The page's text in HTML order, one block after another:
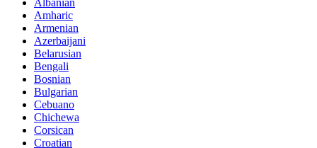
Albanian
Amharic
Armenian
Azerbaijani
Belarusian
Bengali
Bosnian
Bulgarian
Cebuano
Chichewa
Corsican
Croatian